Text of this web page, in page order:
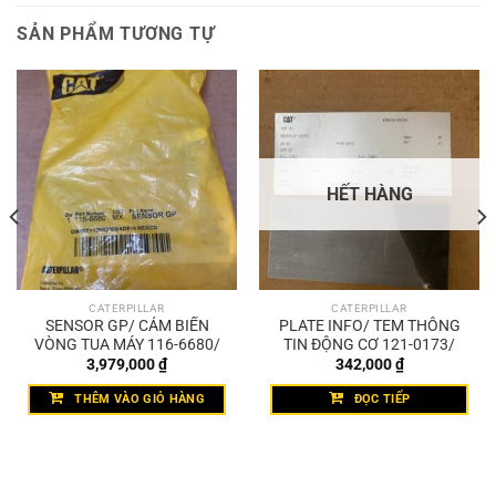
SẢN PHẨM TƯƠNG TỰ
CATERPILLAR
SENSOR GP/ CẢM BIẾN
VÒNG TUA MÁY 116-6680/
3,979,000₫
THÊM VÀO GIỎ HÀNG
HẾT HÀNG
CATERPILLAR
PLATE INFO/ TEM THÔNG
TIN ĐỘNG CƠ 121-0173/
342,000₫
ĐỌC TIẾP